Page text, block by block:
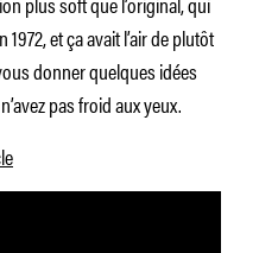
et ça avait l’air de plutôt
donner quelques idées
pas froid aux yeux.